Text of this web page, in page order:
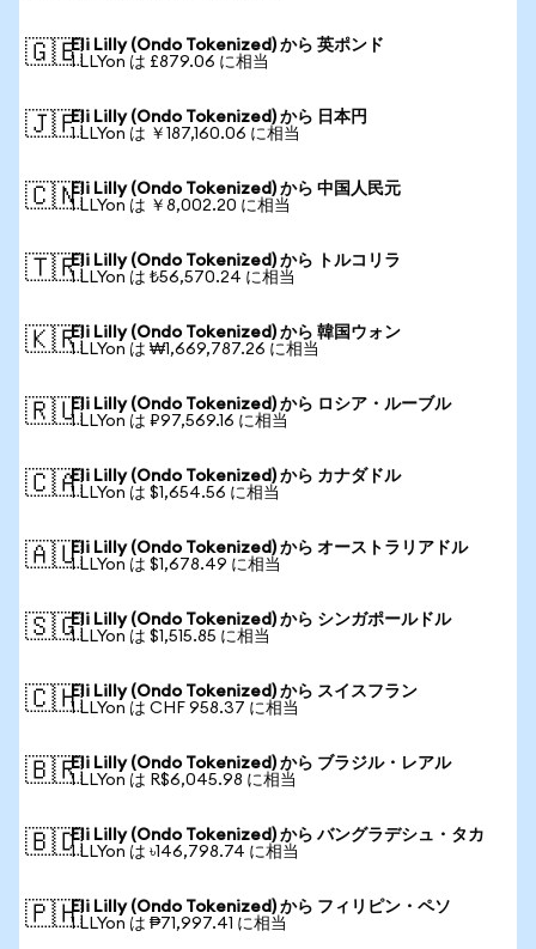
🇬🇧Eli Lilly (Ondo Tokenized) から 英ポンド
1 LLYon は £879.06 に相当
🇯🇵Eli Lilly (Ondo Tokenized) から 日本円
1 LLYon は ￥187,160.06 に相当
🇨🇳Eli Lilly (Ondo Tokenized) から 中国人民元
1 LLYon は ￥8,002.20 に相当
🇹🇷Eli Lilly (Ondo Tokenized) から トルコリラ
1 LLYon は ₺56,570.24 に相当
🇰🇷Eli Lilly (Ondo Tokenized) から 韓国ウォン
1 LLYon は ₩1,669,787.26 に相当
🇷🇺Eli Lilly (Ondo Tokenized) から ロシア・ルーブル
1 LLYon は ₽97,569.16 に相当
🇨🇦Eli Lilly (Ondo Tokenized) から カナダドル
1 LLYon は $1,654.56 に相当
🇦🇺Eli Lilly (Ondo Tokenized) から オーストラリアドル
1 LLYon は $1,678.49 に相当
🇸🇬Eli Lilly (Ondo Tokenized) から シンガポールドル
1 LLYon は $1,515.85 に相当
🇨🇭Eli Lilly (Ondo Tokenized) から スイスフラン
1 LLYon は CHF 958.37 に相当
🇧🇷Eli Lilly (Ondo Tokenized) から ブラジル・レアル
1 LLYon は R$6,045.98 に相当
🇧🇩Eli Lilly (Ondo Tokenized) から バングラデシュ・タカ
1 LLYon は ৳146,798.74 に相当
🇵🇭Eli Lilly (Ondo Tokenized) から フィリピン・ペソ
1 LLYon は ₱71,997.41 に相当